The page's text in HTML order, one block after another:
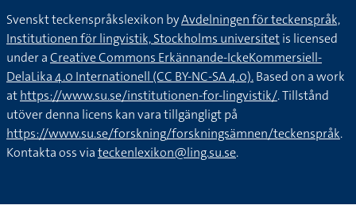
Svenskt teckenspråkslexikon byAvdelningen för teckenspråk,
Institutionen för lingvistik, Stockholms universitetis licensed
under aCreative Commons Erkännande-IckeKommersiell-
DelaLika 4.0 Internationell (CC BY-NC-SA 4.0).Based on a work
athttps://www.su.se/institutionen-for-lingvistik/. Tillstånd
utöver denna licens kan vara tillgängligt på
https://www.su.se/forskning/forskningsämnen/teckenspråk.
Kontakta oss viateckenlexikon@ling.su.se.